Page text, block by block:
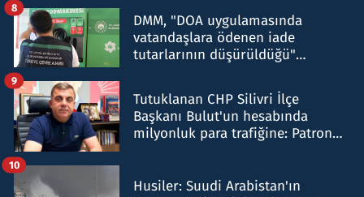
DMM, "DOA uygulamasında
vatandaşlara ödenen iade
tutarlarının düşürüldüğü"
8
Tutuklanan CHP Silivri İlçe
Başkanı Bulut'un hesabında
milyonluk para trafiğine: Patron
9
Husiler: Suudi Arabistan'ın
10